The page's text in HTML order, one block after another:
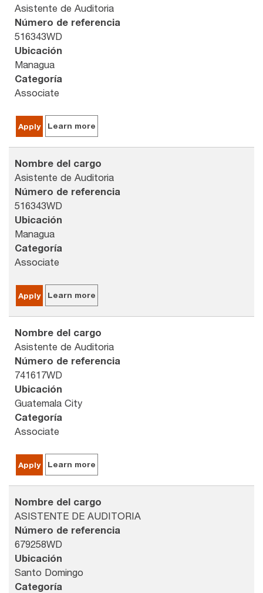
Asistente de Auditoria
Número de referencia
516343WD
Ubicación
Managua
Categoría
Associate
Apply Learn more
Nombre del cargo
Asistente de Auditoria
Número de referencia
516343WD
Ubicación
Managua
Categoría
Associate
Apply Learn more
Nombre del cargo
Asistente de Auditoria
Número de referencia
741617WD
Ubicación
Guatemala City
Categoría
Associate
Apply Learn more
Nombre del cargo
ASISTENTE DE AUDITORIA
Número de referencia
679258WD
Ubicación
Santo Domingo
Categoría